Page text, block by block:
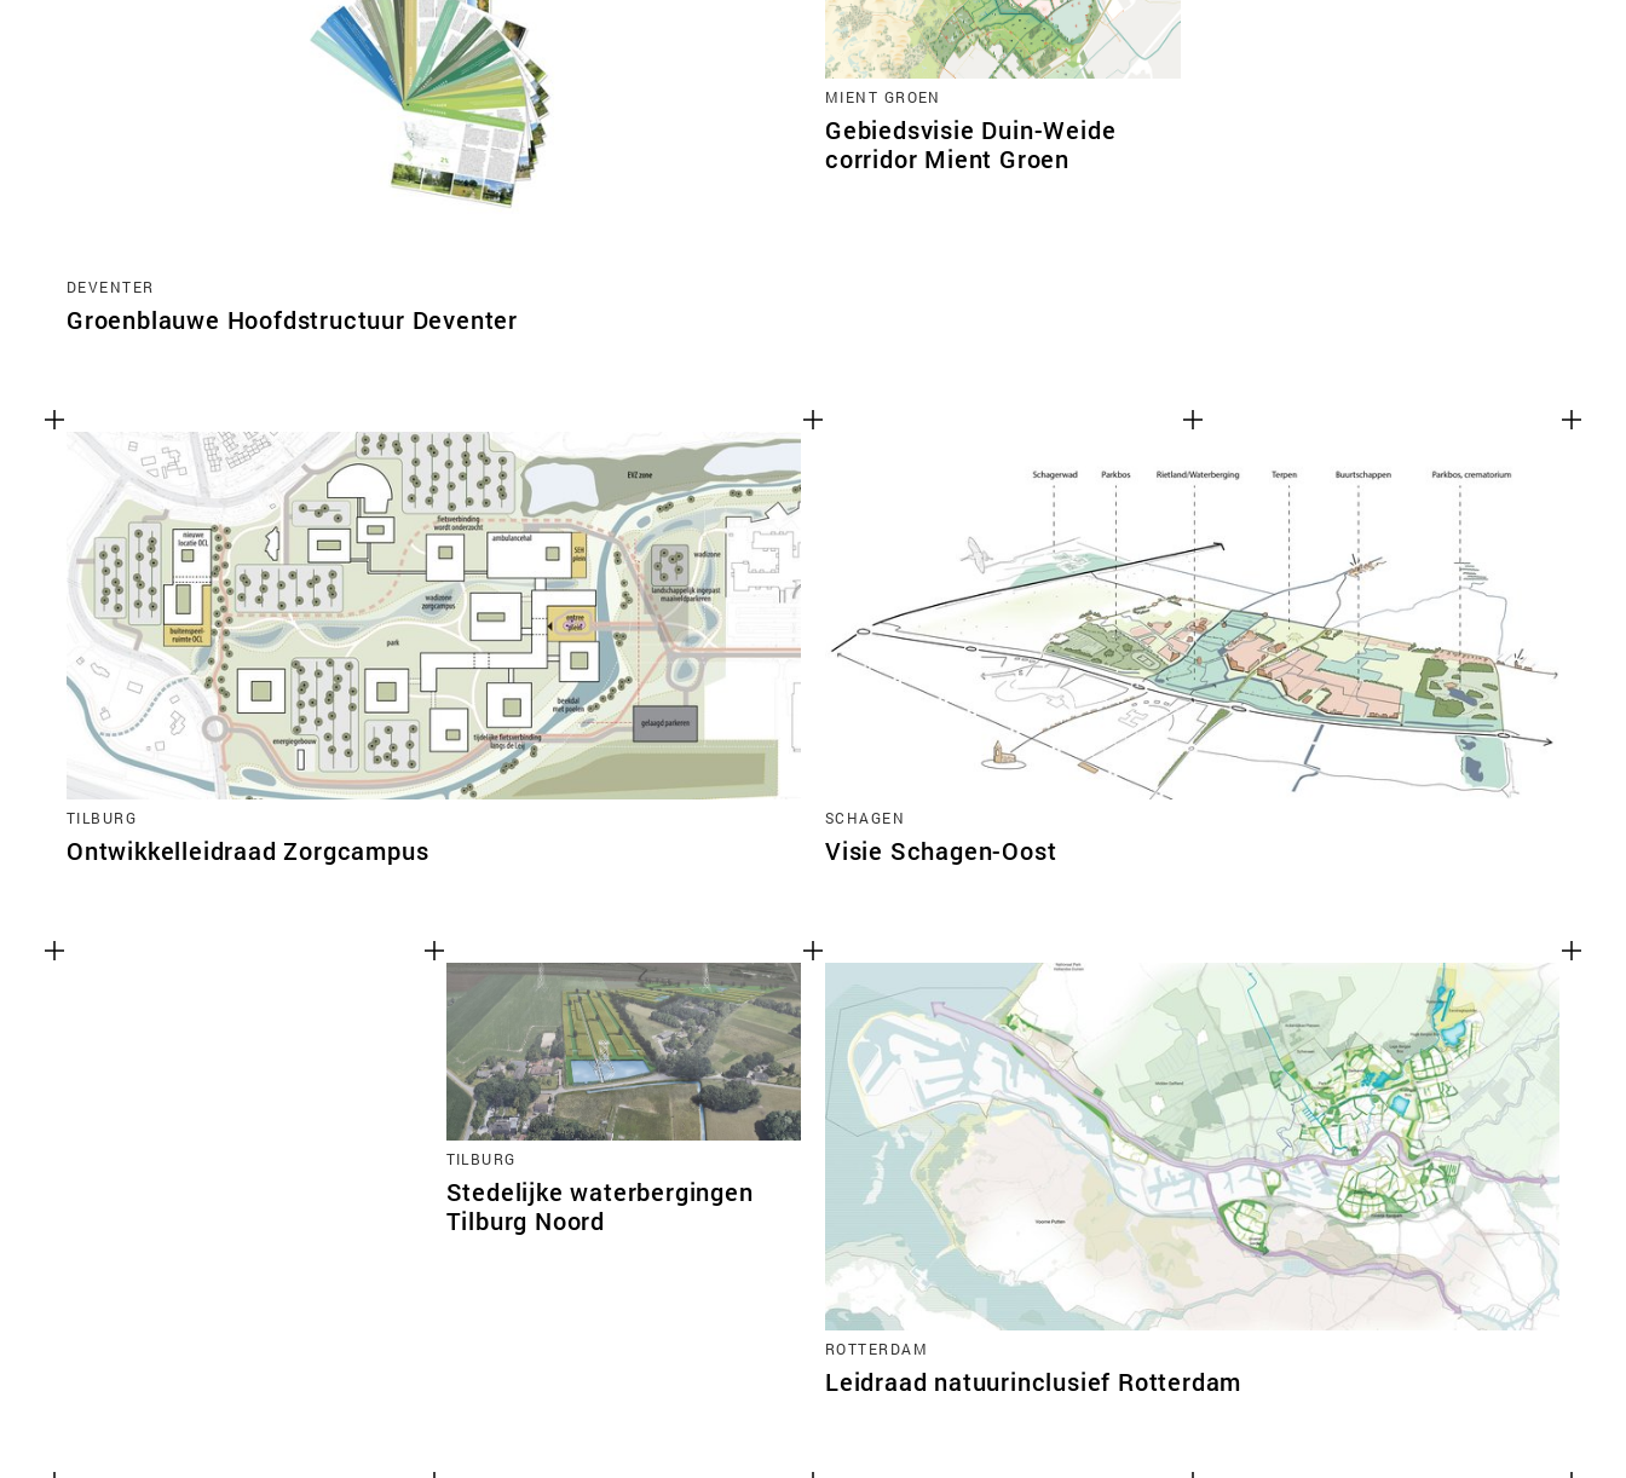
DEVENTER
Groenblauwe Hoofdstructuur Deventer
MIENT GROEN
Gebiedsvisie Duin-Weide
corridor Mient Groen
TILBURG
Ontwikkelleidraad Zorgcampus
SCHAGEN
Visie Schagen-Oost
TILBURG
Stedelijke waterbergingen
Tilburg Noord
ROTTERDAM
Leidraad natuurinclusief Rotterdam